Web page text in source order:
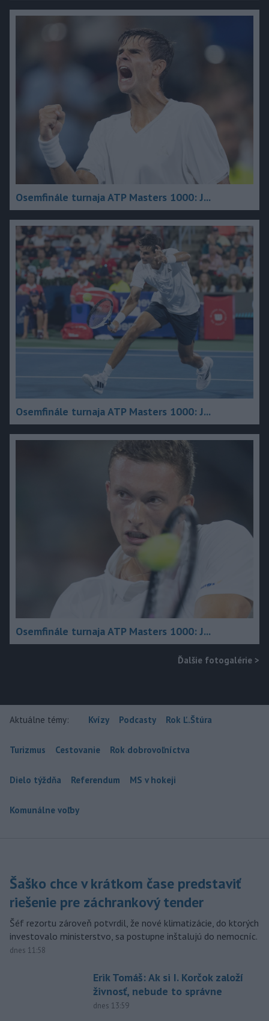
Osemfinále turnaja ATP Masters 1000: J...
Osemfinále turnaja ATP Masters 1000: J...
Osemfinále turnaja ATP Masters 1000: J...
Ďalšie fotogalérie >
Aktuálne témy: Kvízy Podcasty Rok Ľ.Štúra
Turizmus Cestovanie Rok dobrovoľníctva
Dielo týždňa Referendum MS v hokeji
Komunálne voľby
Šaško chce v krátkom čase predstaviť
riešenie pre záchrankový tender
Šéf rezortu zároveň potvrdil, že nové klimatizácie, do ktorých
investovalo ministerstvo, sa postupne inštalujú do nemocníc.
dnes 11:58
Erik Tomáš: Ak si I. Korčok založí
živnosť, nebude to správne
dnes 13:59